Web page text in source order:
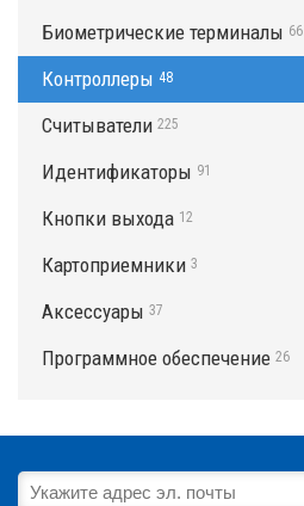
Биометрические терминалы 66
Контроллеры 48
Считыватели 225
Идентификаторы 91
Кнопки выхода 12
Картоприемники 3
Аксессуары 37
Программное обеспечение 26